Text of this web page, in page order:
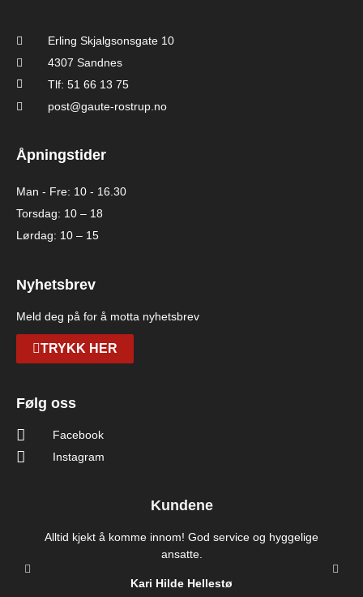
Erling Skjalgsonsgate 10
4307 Sandnes
Tlf: 51 66 13 75
post@gaute-rostrup.no
Åpningstider
Man - Fre: 10 - 16.30
Torsdag: 10 – 18
Lørdag: 10 – 15
Nyhetsbrev
Meld deg på for å motta nyhetsbrev
TRYKK HER
Følg oss
Facebook
Instagram
Kundene
Alltid kjekt å komme innom! God service og hyggelige
ansatte.
Kari Hilde Hellestø